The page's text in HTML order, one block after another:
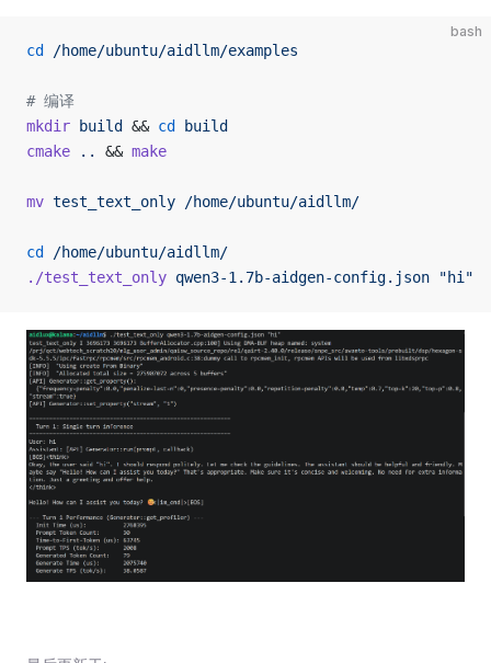
bash
cd /home/ubuntu/aidllm/examples
# 编译
mkdir build && cd
build
cmake .. && make
mv test_text_only /home/ubuntu/aidllm/
cd
/home/ubuntu/aidllm/
./test_text_only qwen3-1.7b-aidgen-config.json "hi"